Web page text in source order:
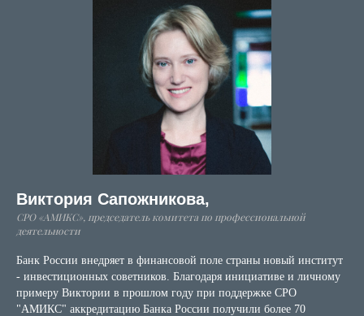
Виктория Сапожникова,
СРО «АМИКС», председатель комитета по профессиональной
деятельности
Банк России внедряет в финансовой поле страны новый институт
- инвестиционных советников. Благодаря инициативе и личному
примеру Виктории в прошлом году при поддержке СРО
"АМИКС" аккредитацию Банка России получили более 70